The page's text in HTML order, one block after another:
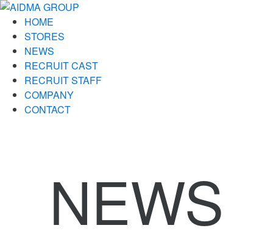
HOME
STORES
NEWS
RECRUIT CAST
RECRUIT STAFF
COMPANY
CONTACT
NEWS